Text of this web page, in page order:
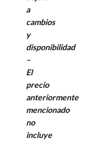
a
cambios
y
disponibilidad
–
El
precio
anteriormente
mencionado
no
incluye